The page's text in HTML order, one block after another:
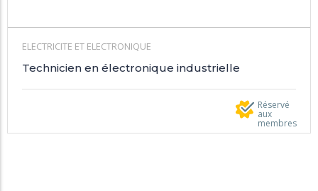
ELECTRICITE ET ELECTRONIQUE
Technicien en électronique industrielle
Réservé
aux
membres